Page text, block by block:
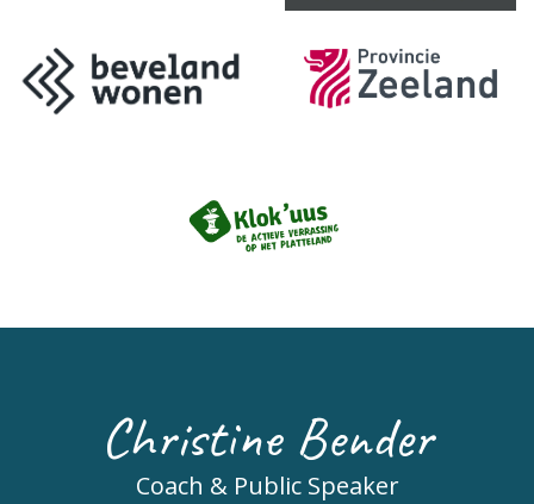
Christine Bender
Coach & Public Speaker